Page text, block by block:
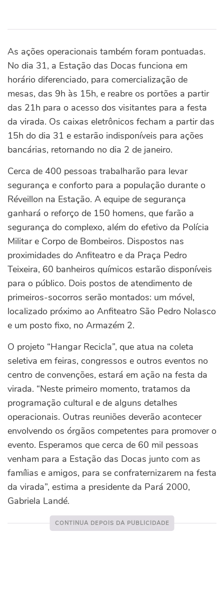
As ações operacionais também foram pontuadas.
No dia 31, a Estação das Docas funciona em
horário diferenciado, para comercialização de
mesas, das 9h às 15h, e reabre os portões a partir
das 21h para o acesso dos visitantes para a festa
da virada. Os caixas eletrônicos fecham a partir das
15h do dia 31 e estarão indisponíveis para ações
bancárias, retornando no dia 2 de janeiro.
Cerca de 400 pessoas trabalharão para levar
segurança e conforto para a população durante o
Réveillon na Estação. A equipe de segurança
ganhará o reforço de 150 homens, que farão a
segurança do complexo, além do efetivo da Polícia
Militar e Corpo de Bombeiros. Dispostos nas
proximidades do Anfiteatro e da Praça Pedro
Teixeira, 60 banheiros químicos estarão disponíveis
para o público. Dois postos de atendimento de
primeiros-socorros serão montados: um móvel,
localizado próximo ao Anfiteatro São Pedro Nolasco
e um posto fixo, no Armazém 2.
O projeto “Hangar Recicla”, que atua na coleta
seletiva em feiras, congressos e outros eventos no
centro de convenções, estará em ação na festa da
virada. “Neste primeiro momento, tratamos da
programação cultural e de alguns detalhes
operacionais. Outras reuniões deverão acontecer
envolvendo os órgãos competentes para promover o
evento. Esperamos que cerca de 60 mil pessoas
venham para a Estação das Docas junto com as
famílias e amigos, para se confraternizarem na festa
da virada”, estima a presidente da Pará 2000,
Gabriela Landé.